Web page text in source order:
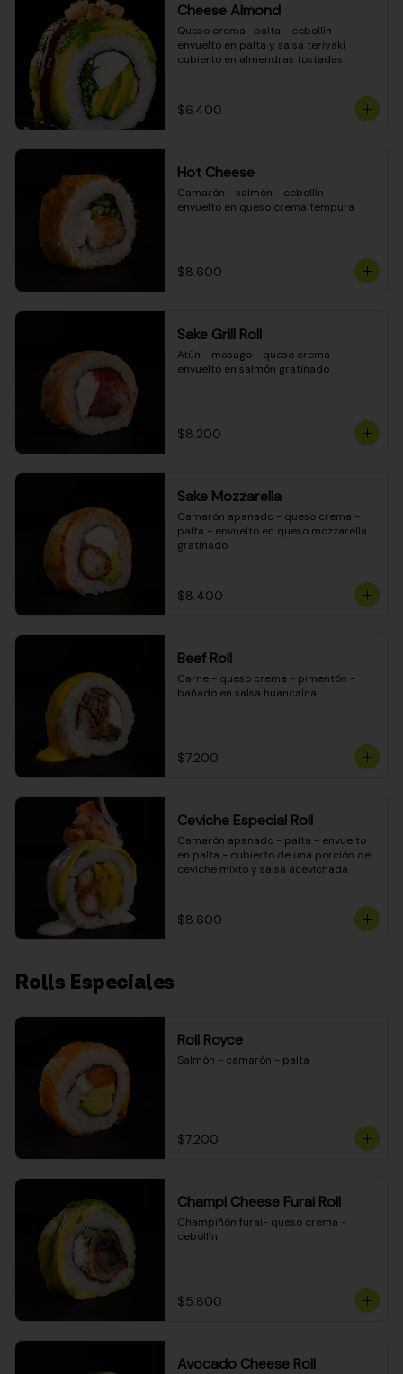
Cheese Almond
Queso crema- palta - cebollín
envuelto en palta y salsa teriyaki
cubierto en almendras tostadas
$6.400
Hot Cheese
Camarón - salmón - cebollín -
envuelto en queso crema tempura
$8.600
Sake Grill Roll
Atún - masago - queso crema -
envuelto en salmón gratinado
$8.200
Sake Mozzarella
Camarón apanado - queso crema -
palta - envuelto en queso mozzarella
gratinado
$8.400
Beef Roll
Carne - queso crema - pimentón -
bañado en salsa huancaína
$7.200
Ceviche Especial Roll
Camarón apanado - palta - envuelto
en palta - cubierto de una porción de
ceviche mixto y salsa acevichada
$8.600
Rolls Especiales
Roll Royce
Salmón - camarón - palta
$7.200
Champi Cheese Furai Roll
Champiñón furai- queso crema -
cebollín
$5.800
Avocado Cheese Roll